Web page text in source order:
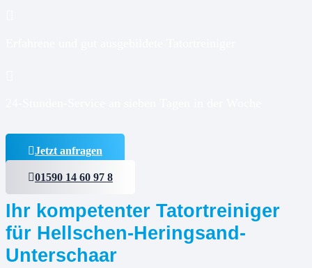
Jetzt anfragen
01590 14 60 97 8
Ihr kompetenter Tatortreiniger
für Hellschen-Heringsand-
Unterschaar